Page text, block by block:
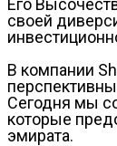
Его
своей
В компании
Сегодня мы
которые
эмирата.